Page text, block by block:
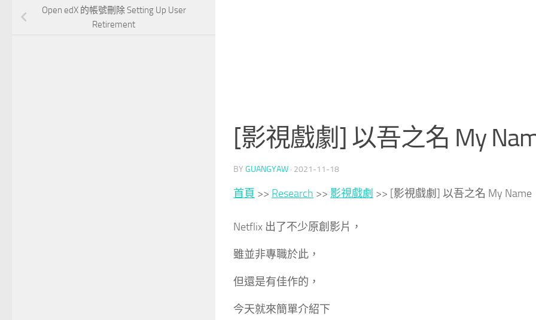
[影視戲劇] 以吾之名 My
BY GUANGYAW · 2021-11-18
首頁 >> Research >> 影視戲劇 >> [影視戲劇] 以吾之名 My Name
Netflix 出了不少原創影片，
雖並非專職於此，
但還是有佳作的，
今天就來簡單介紹下
Open edX 的帳號刪除 Setting Up User
Retirement